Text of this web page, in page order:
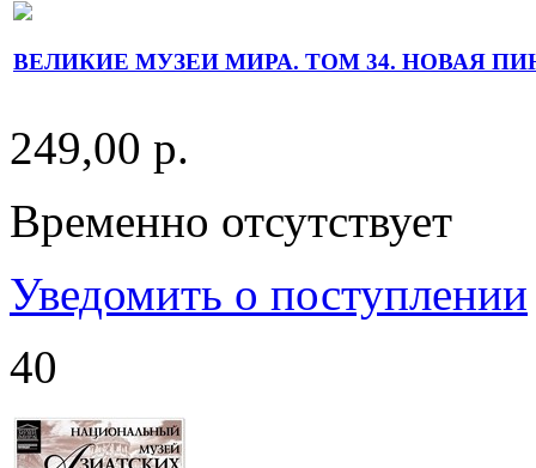
ВЕЛИКИЕ МУЗЕИ МИРА. ТОМ 34. НОВАЯ
249,00 р.
Временно отсутствует
Уведомить о поступлении
40